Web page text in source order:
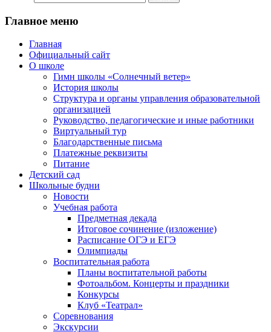
Главное меню
Главная
Официальный сайт
О школе
Гимн школы «Солнечный ветер»
История школы
Структура и органы управления образовательной
организацией
Руководство, педагогические и иные работники
Виртуальный тур
Благодарственные письма
Платежные реквизиты
Питание
Детский сад
Школьные будни
Новости
Учебная работа
Предметная декада
Итоговое сочинение (изложение)
Расписание ОГЭ и ЕГЭ
Олимпиады
Воспитательная работа
Планы воспитательной работы
Фотоальбом. Концерты и праздники
Конкурсы
Клуб «Театрал»
Соревнования
Экскурсии